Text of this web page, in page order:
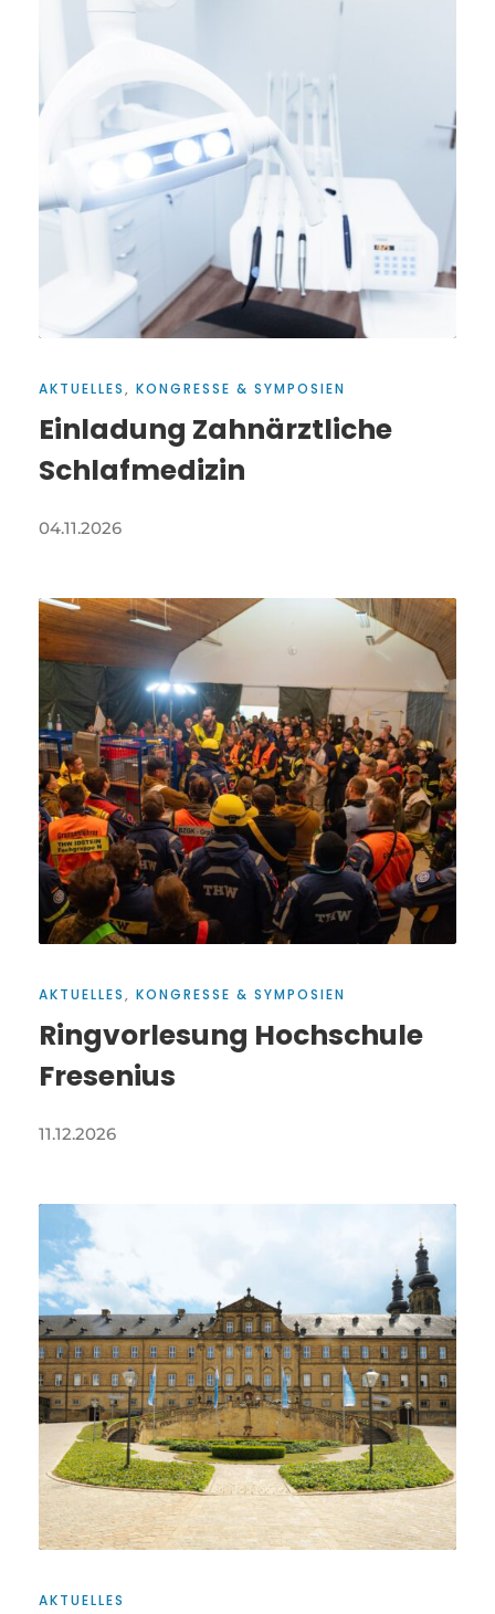
AKTUELLES, KONGRESSE & SYMPOSIEN
Einladung Zahnärztliche
Schlafmedizin
04.11.2026
AKTUELLES, KONGRESSE & SYMPOSIEN
Ringvorlesung Hochschule
Fresenius
11.12.2026
AKTUELLES